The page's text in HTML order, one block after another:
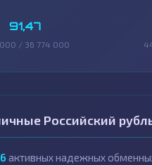
91,47
/ 36 774 000
Российский
активных надежных